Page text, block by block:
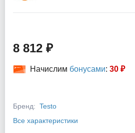
8 812 ₽
Начислим бонусами: 30 ₽
Бренд: Testo
Все характеристики